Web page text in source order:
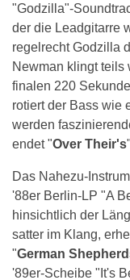
"Godzilla"-
der die Leadgitarre
regelrecht Godzilla
Newman klingt teils
finalen 220
rotiert der Bass wie
werden
endet "Over Their's
Das Nahezu-
'88er Berlin-LP "A
hinsichtlich der
satter im Klang,
"German
'89er-Scheibe "It's